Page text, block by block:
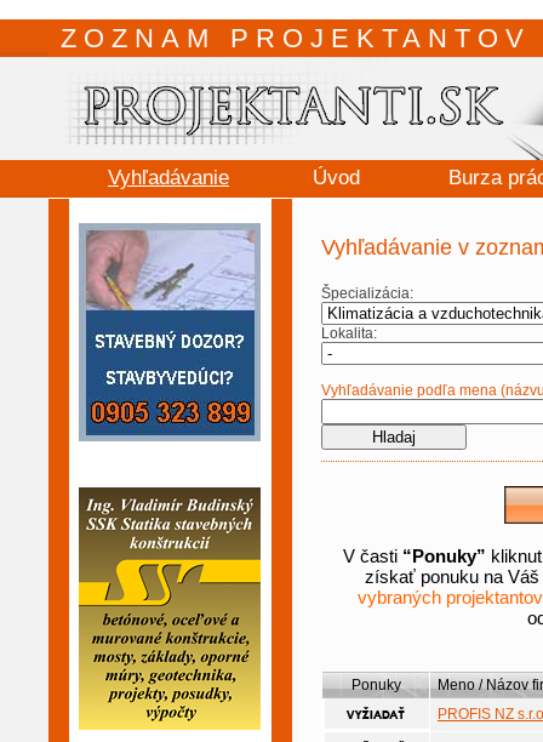
ZOZNAM
Vyhľadávanie Úvod Burza
Vyhľadávanie v
Špecializácia:
Lokalita:
Vyhľadávanie podľa mena
V časti “Ponuky”
získať ponuku na Váš
vybraných projektantov
Ponuky
Meno / Názov
PROFIS NZ